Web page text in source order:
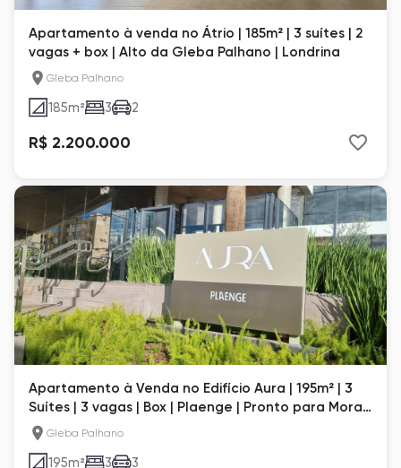
Apartamento à venda no Átrio | 185m² | 3 suítes | 2
vagas + box | Alto da Gleba Palhano | Londrina
Gleba Palhano
185m² 3 2
R$ 2.200.000
Apartamento à Venda no Edifício Aura | 195m² | 3
Suítes | 3 vagas | Box | Plaenge | Pronto para Morar
| Londrina
Gleba Palhano
195m² 3 3